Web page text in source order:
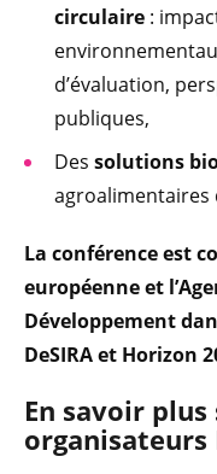
circulaire :
d’évaluation,
publiques,
Des solutions
agroalimentaires
La conférence est
européenne et
Développement
DeSIRA et Horizon
En savoir